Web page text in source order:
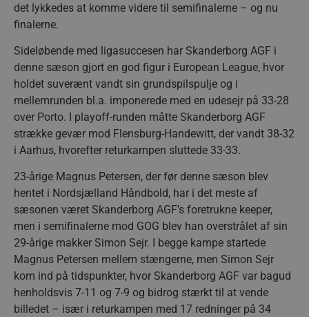
det lykkedes at komme videre til semifinalerne – og nu
finalerne.
Sideløbende med ligasuccesen har Skanderborg AGF i
denne sæson gjort en god figur i European League, hvor
holdet suverænt vandt sin grundspilspulje og i
mellemrunden bl.a. imponerede med en udesejr på 33-28
over Porto. I playoff-runden måtte Skanderborg AGF
strække gevær mod Flensburg-Handewitt, der vandt 38-32
i Aarhus, hvorefter returkampen sluttede 33-33.
23-årige Magnus Petersen, der før denne sæson blev
hentet i Nordsjælland Håndbold, har i det meste af
sæsonen været Skanderborg AGF’s foretrukne keeper,
men i semifinalerne mod GOG blev han overstrålet af sin
29-årige makker Simon Sejr. I begge kampe startede
Magnus Petersen mellem stængerne, men Simon Sejr
kom ind på tidspunkter, hvor Skanderborg AGF var bagud
henholdsvis 7-11 og 7-9 og bidrog stærkt til at vende
billedet – især i returkampen med 17 redninger på 34